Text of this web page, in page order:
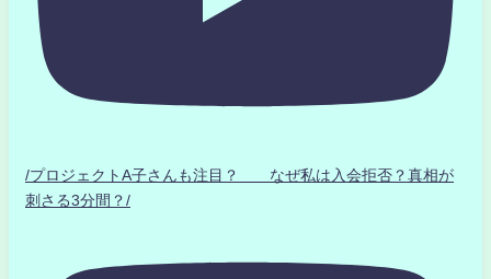
/プロジェクトA子さんも注目？ なぜ私は入会拒否？真相が
刺さる3分間？/